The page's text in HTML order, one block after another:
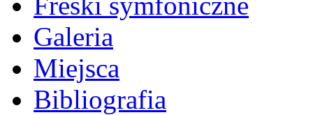
Galeria
Miejsca
Bibliografia